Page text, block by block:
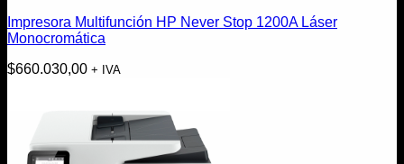
Impresora Multifunción HP Never Stop 1200A Láser
Monocromática
$660.030,00 + IVA